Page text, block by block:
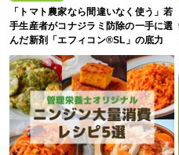
「トマト農家なら間違いなく使う」若
手生産者がコナジラミ防除の一手に選
んだ新剤「エフィコン®SL」の底力